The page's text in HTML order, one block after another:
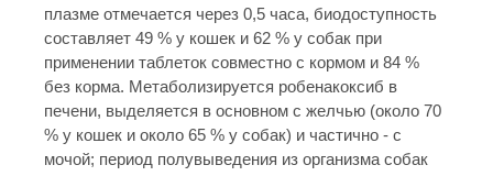
плазме отмечается через 0,5 часа, биодоступность
составляет 49 % у кошек и 62 % у собак при
применении таблеток совместно с кормом и 84 %
без корма. Метаболизируется робенакоксиб в
печени, выделяется в основном с желчью (около 70
% у кошек и около 65 % у собак) и частично - с
мочой; период полувыведения из организма собак